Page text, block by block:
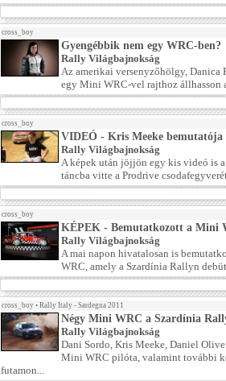
cross_boy
Gyengébbik nem egy WRC-ben?
Rally Világbajnokság
Az amerikai versenyzőhölgy,
egy Mini WRC-vel rajthoz állhasson
cross_boy
VIDEÓ - Kris Meeke bemutatója
Rally Világbajnokság
A képek után jöjjön egy kis videó is
táncba vitte a Prodrive
cross_boy
KÉPEK - Bemutatkozott a Mini
Rally Világbajnokság
A mai napon hivatalosan is
WRC, amely a Szardínia Rallyn
cross_boy • Rally Italy - Sardegna 2011
Négy Mini WRC a Szardínia
Rally Világbajnokság
Dani Sordo, Kris Meeke, Daniel
Mini WRC pilóta, valamint további
futamon...